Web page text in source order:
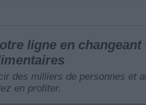
ligne en changeant
des milliers de personnes et
en profiter.